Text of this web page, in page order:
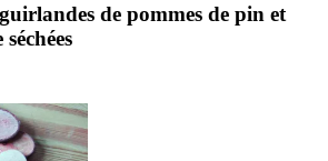
de pommes de pin et